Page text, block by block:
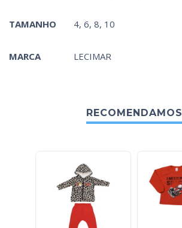
TAMANHO 4, 6, 8, 10
MARCA LECIMAR
RECOMENDAMOS